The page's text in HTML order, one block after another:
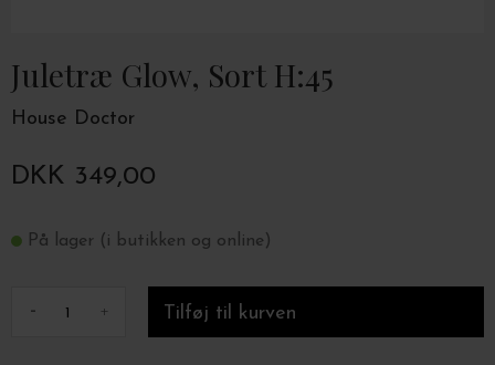
Juletræ Glow, Sort H:45
House Doctor
DKK 349,00
På lager (i butikken og online)
- +